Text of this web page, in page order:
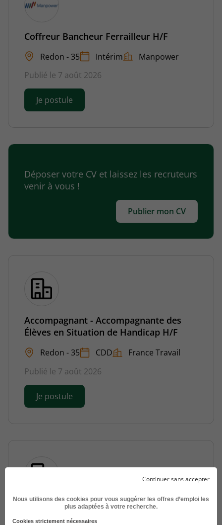
Coffreur Bancheur Ferrailleur H/F
Redon - 35 Intérim
Manpower
Publié le 7 août 2026
Je postule
Déposer votre CV et laissez les recruteurs
venir à vous !
Publier mon CV
Accompagnant - Accompagnante des
Élèves en Situation de Handicap H/F
Redon - 35 CDD
France Travail
Publié le 7 août 2026
Je postule
Animateur - Animatrice de Loisirs
Auprès des Enfants et Adolescen H/F
Continuer sans accepter
Nous utilisons des cookies pour vous suggérer les offres d’emploi les
plus adaptées à votre recherche.
Cookies strictement nécessaires